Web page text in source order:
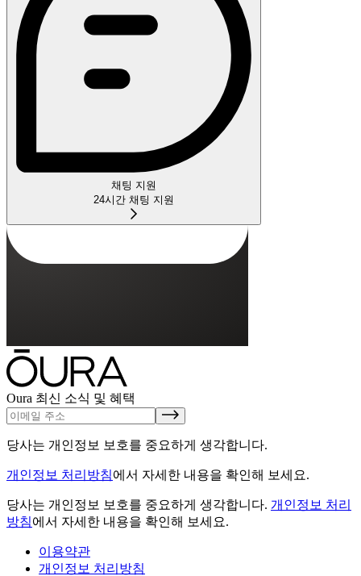
채팅 지원
24시간 채팅 지원
Oura 최신 소식 및 혜택
당사는 개인정보 보호를 중요하게 생각합니다.
개인정보 처리방침에서 자세한 내용을 확인해 보세요.
당사는 개인정보 보호를 중요하게 생각합니다. 개인정보 처리
방침에서 자세한 내용을 확인해 보세요.
이용약관
개인정보 처리방침